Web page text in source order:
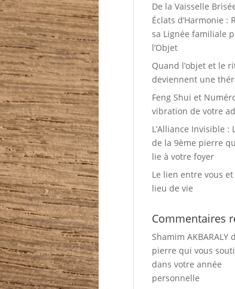
De la Vaisselle
Éclats d’Harmonie :
sa Lignée familiale
l’Objet
Quand l’objet et le
deviennent une
Feng Shui et
vibration de votre
L’Alliance Invisible :
de la 9ème pierre
lie à votre foyer
Le lien entre vous
lieu de vie
Commentaires
Shamim AKBARALY
pierre qui vous
dans votre année
personnelle